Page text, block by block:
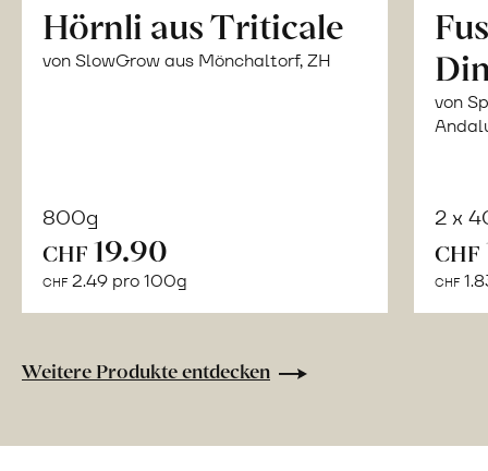
Hörnli aus Triticale
von SlowGrow aus Mönchaltorf, ZH
800g
CHF 19.90
CHF 2.49 pro 100g
von
2 x
CHF
CHF
Weitere Produkte entdecken